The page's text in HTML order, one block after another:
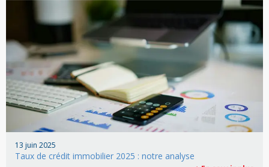
13 juin 2025
Taux de crédit immobilier 2025 : notre analyse